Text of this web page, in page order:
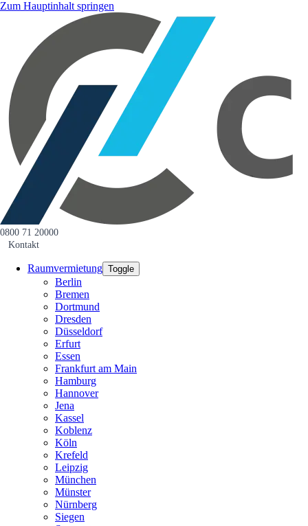
Zum Hauptinhalt springen
0800 71 20000
Kontakt
Raumvermietung Toggle
Berlin
Bremen
Dortmund
Dresden
Düsseldorf
Erfurt
Essen
Frankfurt am Main
Hamburg
Hannover
Jena
Kassel
Koblenz
Köln
Krefeld
Leipzig
München
Münster
Nürnberg
Siegen